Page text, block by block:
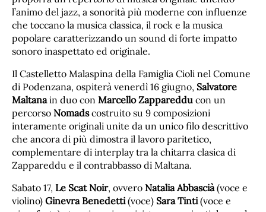
l’animo del jazz, a sonorità più moderne con influenze
che toccano la musica classica, il rock e la musica
popolare caratterizzando un sound di forte impatto
sonoro inaspettato ed originale.
Il Castelletto Malaspina della Famiglia Cioli nel Comune
di Podenzana, ospiterà venerdì 16 giugno, Salvatore
Maltanain duo con Marcello Zappareddu con un
percorso Nomadscostruito su 9 composizioni
interamente originali unite da un unico filo descrittivo
che ancora di più dimostra il lavoro paritetico,
complementare di interplay tra la chitarra clasica di
Zappareddu e il contrabbasso di Maltana.
Sabato 17, Le Scat Noir, ovvero Natalia Abbascià(voce e
violino) Ginevra Benedetti(voce) Sara Tinti(voce e